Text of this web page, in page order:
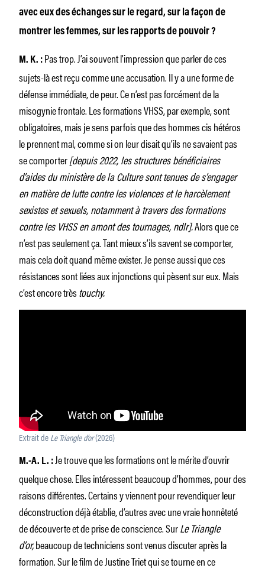
avec eux des échanges sur le regard, sur la façon de
montrer les femmes, sur les rapports de pouvoir ?
M. K. : Pas trop. J’ai souvent l’impression que parler de ces
sujets-là est reçu comme une accusation. Il y a une forme de
défense immédiate, de peur. Ce n’est pas forcément de la
misogynie frontale. Les formations VHSS, par exemple, sont
obligatoires, mais je sens parfois que des hommes cis hétéros
le prennent mal, comme si on leur disait qu’ils ne savaient pas
se comporter[depuis 2022, les structures bénéficiaires
d’aides du ministère de la Culture sont tenues de s’engager
en matière de lutte contre les violences et le harcèlement
sexistes et sexuels, notamment à travers des formations
contre les VHSS en amont des tournages, ndlr].Alors que ce
n’est pas seulement ça. Tant mieux s’ils savent se comporter,
mais cela doit quand même exister. Je pense aussi que ces
résistances sont liées aux injonctions qui pèsent sur eux. Mais
c’est encore trèstouchy.
Extrait deLe Triangle d’or(2026)
M.-A. L. :Je trouve que les formations ont le mérite d’ouvrir
quelque chose. Elles intéressent beaucoup d’hommes, pour des
raisons différentes. Certains y viennent pour revendiquer leur
déconstruction déjà établie, d’autres avec une vraie honnêteté
de découverte et de prise de conscience. SurLe Triangle
d’or,beaucoup de techniciens sont venus discuter après la
formation. Sur le film de Justine Triet qui se tourne en ce